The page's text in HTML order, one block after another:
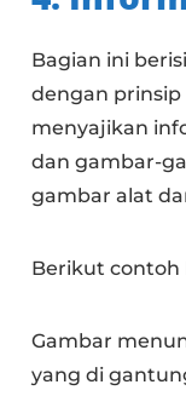
Bagian ini
dengan
menyajikan
dan gambar-
gambar alat
Berikut contoh
Gambar
yang di